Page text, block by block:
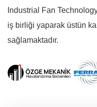
Industrial Fan
iş birliği yaparak üstün
sağlamaktadır.